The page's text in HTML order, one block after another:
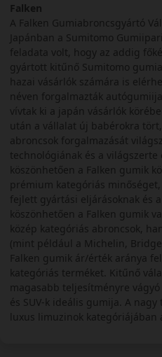
Falken
A Falken Gumiabroncsgyártó
Japánban a Sumitomo
feladata volt, hogy az addig
gyártott kitűnő Sumitomo
hazai vásárlók számára is
néven forgalmazták
vívtak ki a japán vásárlók
után a vállalat új babérokra
abroncsok forgalmazását
technológiának és a
köszönhetően a Falken gumik
prémium kategóriás
fejlett gyártási eljárásoknak és
köszönhetően a Falken gumik
közép kategóriás abroncsok,
(mint például a Michelin,
Falken gumik ár/érték aránya
kategóriás terméket. Kitűnő
magasabb teljesítményre
és SUV-k ideális gumija. A
luxus limuzinok kategóriájában